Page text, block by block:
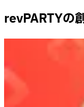
revPARTYの